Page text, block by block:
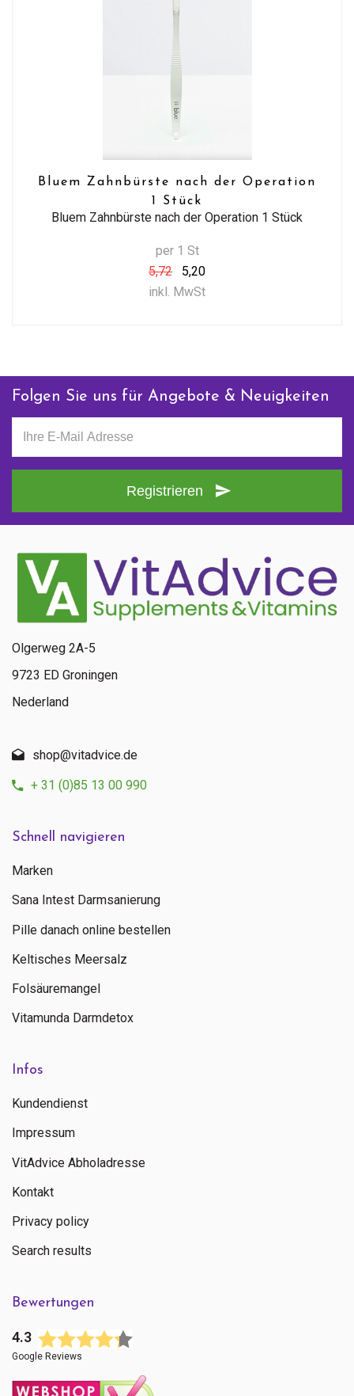
Bluem Zahnbürste nach der Operation
1 Stück
Bluem Zahnbürste nach der Operation 1 Stück
per 1 St
5,72
5,20
inkl. MwSt
Folgen Sie uns für Angebote & Neuigkeiten
Registrieren
Schnell navigieren
Marken
Sana Intest Darmsanierung
Pille danach online bestellen
Keltisches Meersalz
Folsäuremangel
Vitamunda Darmdetox
Infos
Kundendienst
Impressum
VitAdvice Abholadresse
Kontakt
Privacy policy
Search results
Bewertungen
4.3
Google Reviews
Olgerweg 2A-5
9723 ED Groningen
Nederland
shop@vitadvice.de
+ 31 (0)85 13 00 990